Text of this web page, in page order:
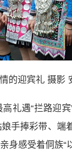
的迎宾礼 摄影
遇“拦路迎宾
手捧彩带、端
感受着侗族“